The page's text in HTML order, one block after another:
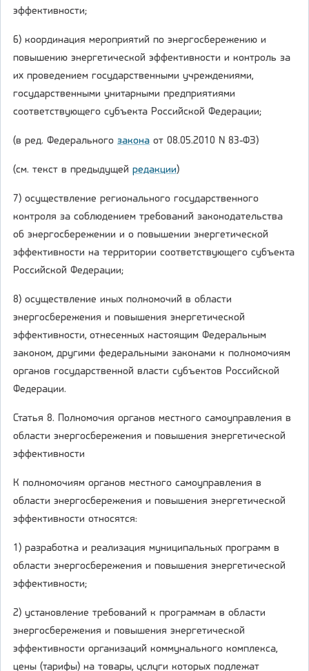
эффективности;
6) координация мероприятий по энергосбережению и
повышению энергетической эффективности и контроль за
их проведением государственными учреждениями,
государственными унитарными предприятиями
соответствующего субъекта Российской Федерации;
(в ред. Федерального закона от 08.05.2010 N 83-ФЗ)
(см. текст в предыдущей редакции)
7) осуществление регионального государственного
контроля за соблюдением требований законодательства
об энергосбережении и о повышении энергетической
эффективности на территории соответствующего субъекта
Российской Федерации;
8) осуществление иных полномочий в области
энергосбережения и повышения энергетической
эффективности, отнесенных настоящим Федеральным
законом, другими федеральными законами к полномочиям
органов государственной власти субъектов Российской
Федерации.
Статья 8. Полномочия органов местного самоуправления в
области энергосбережения и повышения энергетической
эффективности
К полномочиям органов местного самоуправления в
области энергосбережения и повышения энергетической
эффективности относятся:
1) разработка и реализация муниципальных программ в
области энергосбережения и повышения энергетической
эффективности;
2) установление требований к программам в области
энергосбережения и повышения энергетической
эффективности организаций коммунального комплекса,
цены (тарифы) на товары, услуги которых подлежат